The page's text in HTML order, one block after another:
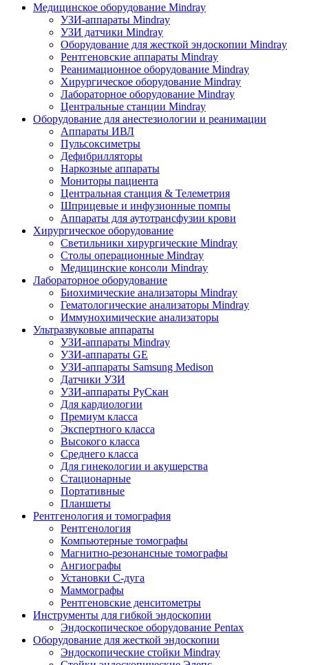
Медицинское оборудование Mindray
УЗИ-аппараты Mindray
УЗИ датчики Mindray
Оборудование для жесткой эндоскопии Mindray
Рентгеновские аппараты Mindray
Реанимационное оборудование Mindray
Хирургическое оборудование Mindray
Лабораторное оборудование Mindray
Центральные станции Mindray
Оборудование для анестезиологии и реанимации
Аппараты ИВЛ
Пульсоксиметры
Дефибрилляторы
Наркозные аппараты
Мониторы пациента
Центральная станция & Телеметрия
Шприцевые и инфузионные помпы
Аппараты для аутотрансфузии крови
Хирургическое оборудование
Светильники хирургические Mindray
Столы операционные Mindray
Медицинские консоли Mindray
Лабораторное оборудование
Биохимические анализаторы Mindray
Гематологические анализаторы Mindray
Иммунохимические анализаторы
Ультразвуковые аппараты
УЗИ-аппараты Mindray
УЗИ-аппараты GE
УЗИ-аппараты Samsung Medison
Датчики УЗИ
УЗИ-аппараты РуСкан
Для кардиологии
Премиум класса
Экспертного класса
Высокого класса
Среднего класса
Для гинекологии и акушерства
Стационарные
Портативные
Планшеты
Рентгенология и томография
Рентгенология
Компьютерные томографы
Магнитно-резонансные томографы
Ангиографы
Установки С-дуга
Маммографы
Рентгеновские денситометры
Инструменты для гибкой эндоскопии
Эндоскопическое оборудование Pentax
Оборудование для жесткой эндоскопии
Эндоскопические стойки Mindray